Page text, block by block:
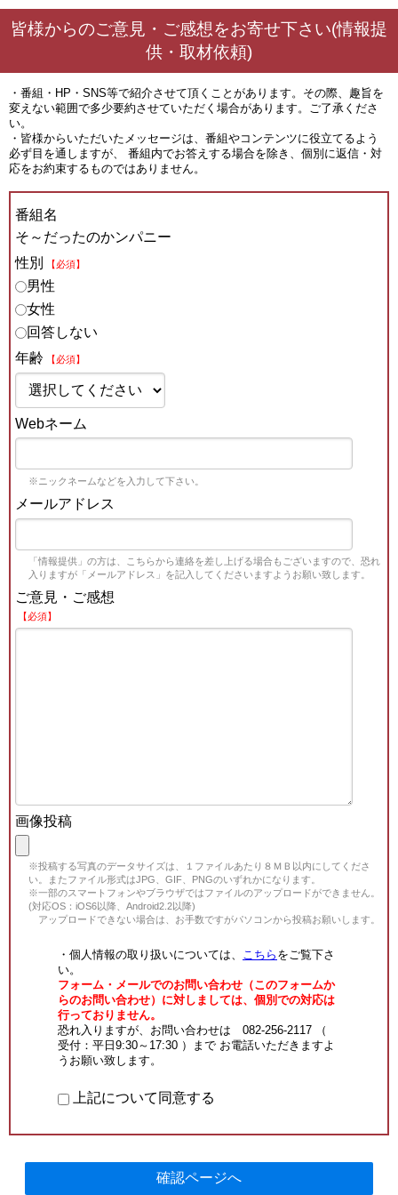
皆様からのご意見・ご感想をお寄せ下さい(情報提
供・取材依頼)
・番組・HP・SNS等で紹介させて頂くことがあります。その際、趣旨を
変えない範囲で多少要約させていただく場合があります。ご了承くださ
い。
・皆様からいただいたメッセージは、番組やコンテンツに役立てるよう
必ず目を通しますが、 番組内でお答えする場合を除き、個別に返信・対
応をお約束するものではありません。
番組名
そ～だったのかンパニー
性別
【必須】
男性
女性
回答しない
年齢
【必須】
Webネーム
※ニックネームなどを入力して下さい。
メールアドレス
「情報提供」の方は、こちらから連絡を差し上げる場合もございますので、恐れ
入りますが「メールアドレス」を記入してくださいますようお願い致します。
ご意見・ご感想
【必須】
画像投稿
※投稿する写真のデータサイズは、１ファイルあたり８ＭＢ以内にしてくださ
い。またファイル形式はJPG、GIF、PNGのいずれかになります。
※一部のスマートフォンやブラウザではファイルのアップロードができません。
(対応OS：iOS6以降、Android2.2以降)
アップロードできない場合は、お手数ですがパソコンから投稿お願いします。
・個人情報の取り扱いについては、 こちら をご覧下さ
い。
フォーム・メールでのお問い合わせ（このフォームか
らのお問い合わせ）に対しましては、個別での対応は
行っておりません。
恐れ入りますが、お問い合わせは 082-256-2117 （
受付：平日9:30～17:30 ）まで お電話いただきますよ
うお願い致します。
上記について同意する
確認ページへ